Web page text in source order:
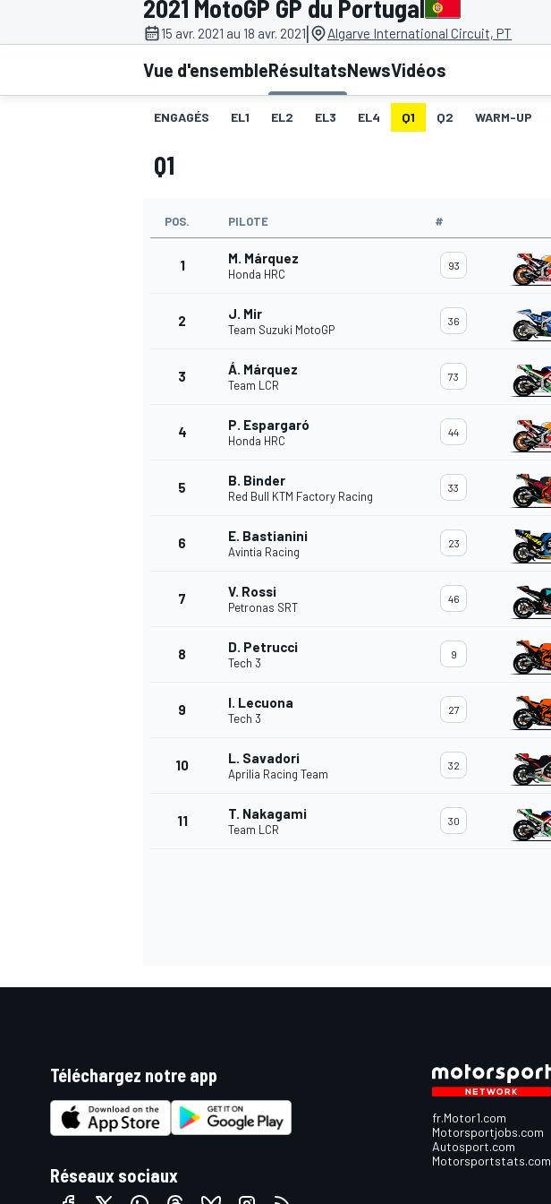
2021 MotoGP GP du Portugal
15 avr. 2021 au 18 avr. 2021| Algarve International Circuit, PT
Vue d'ensembleRésultatsNewsVidéos
ENGAGÉS EL1 EL2 EL3 EL4 Q1 Q2 WARM-UP
Q1
POS. PILOTE #
1 M. Márquez
Honda HRC
93
2 J. Mir
Team Suzuki MotoGP
36
3 Á. Márquez
Team LCR
73
4 P. Espargaró
Honda HRC
44
5 B. Binder
Red Bull KTM Factory Racing
33
6 E. Bastianini
Avintia Racing
23
7 V. Rossi
Petronas SRT
46
8 D. Petrucci
Tech 3
9
9 I. Lecuona
Tech 3
27
10 L. Savadori
Aprilia Racing Team
32
11 T. Nakagami
Team LCR
30
Téléchargez notre app
Réseaux sociaux
fr.Motor1.com
Motorsportjobs.com
Autosport.com
Motorsportstats.com